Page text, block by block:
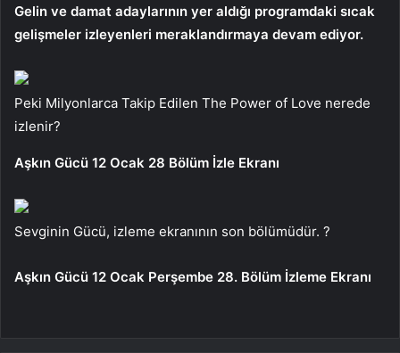
Gelin ve damat adaylarının yer aldığı programdaki sıcak
gelişmeler izleyenleri meraklandırmaya devam ediyor.
Peki Milyonlarca Takip Edilen The Power of Love nerede
izlenir?
Aşkın Gücü 12 Ocak 28 Bölüm İzle Ekranı
Sevginin Gücü, izleme ekranının son bölümüdür. ?
Aşkın Gücü 12 Ocak Perşembe 28. Bölüm İzleme Ekranı